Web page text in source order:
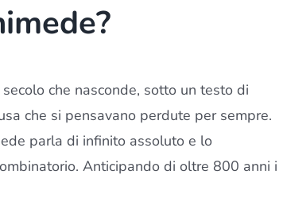
che nasconde, sotto un testo di
che si pensavano perdute per sempre.
parla di infinito assoluto e lo
Anticipando di oltre 800 anni i